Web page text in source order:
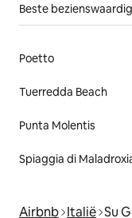
Beste
Poetto
Tuerredda Beach
Punta Molentis
Spiaggia di
Airbnb Italië Su